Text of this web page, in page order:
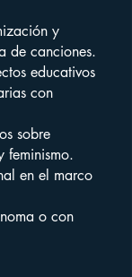
y
de canciones.
educativos
con
sobre
feminismo.
en el marco
o con